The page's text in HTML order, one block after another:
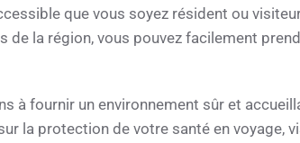
que vous soyez résident ou
de la région, vous pouvez facilement
à fournir un environnement sûr et
la protection de votre santé en voyage,